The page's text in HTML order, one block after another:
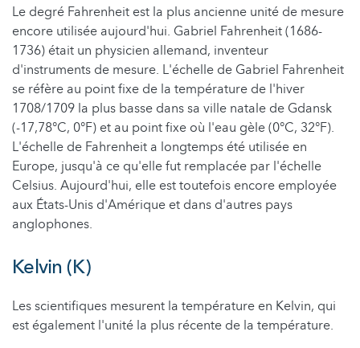
Le degré Fahrenheit est la plus ancienne unité de mesure
encore utilisée aujourd'hui. Gabriel Fahrenheit (1686-
1736) était un physicien allemand, inventeur
d'instruments de mesure. L'échelle de Gabriel Fahrenheit
se réfère au point fixe de la température de l'hiver
1708/1709 la plus basse dans sa ville natale de Gdansk
(-17,78°C, 0°F) et au point fixe où l'eau gèle (0°C, 32°F).
L'échelle de Fahrenheit a longtemps été utilisée en
Europe, jusqu'à ce qu'elle fut remplacée par l'échelle
Celsius. Aujourd'hui, elle est toutefois encore employée
aux États-Unis d'Amérique et dans d'autres pays
anglophones.
Kelvin (K)
Les scientifiques mesurent la température en Kelvin, qui
est également l'unité la plus récente de la température.